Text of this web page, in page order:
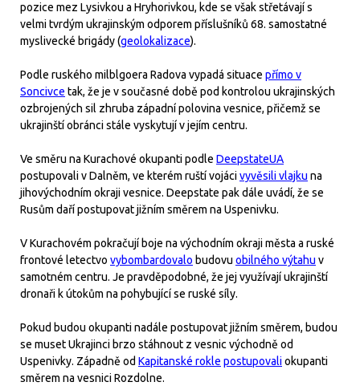
pozice mez Lysivkou a Hryhorivkou, kde se však střetávají s
velmi tvrdým ukrajinským odporem příslušníků 68. samostatné
myslivecké brigády (geolokalizace).
Podle ruského milblgoera Radova vypadá situace přímo v
Soncivce tak, že je v současné době pod kontrolou ukrajinských
ozbrojených sil zhruba západní polovina vesnice, přičemž se
ukrajinští obránci stále vyskytují v jejím centru.
Ve směru na Kurachové okupanti podle DeepstateUA
postupovali v Dalněm, ve kterém ruští vojácivyvěsili vlajku na
jihovýchodním okraji vesnice. Deepstate pak dále uvádí, že se
Rusům daří postupovat jižním směrem na Uspenivku.
V Kurachovém pokračují boje na východním okraji města a ruské
frontové letectvo vybombardovalo budovu obilného výtahu v
samotném centru. Je pravděpodobné, že jej využívají ukrajinští
dronaři k útokům na pohybující se ruské síly.
Pokud budou okupanti nadále postupovat jižním směrem, budou
se muset Ukrajinci brzo stáhnout z vesnic východně od
Uspenivky. Západně od Kapitanské rokle postupovaliokupanti
směrem na vesnici Rozdolne.